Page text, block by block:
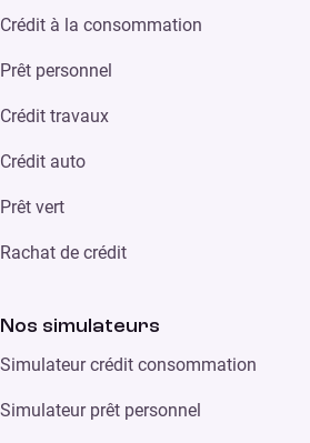
Crédit à la consommation
Prêt personnel
Crédit travaux
Crédit auto
Prêt vert
Rachat de crédit
Nos simulateurs
Simulateur crédit consommation
Simulateur prêt personnel